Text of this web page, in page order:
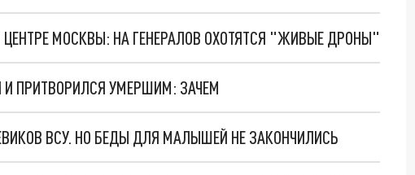
МОСКВЫ: НА ГЕНЕРАЛОВ ОХОТЯТСЯ "ЖИВЫЕ ДРОНЫ"
ПРИТВОРИЛСЯ УМЕРШИМ: ЗАЧЕМ
ВСУ. НО БЕДЫ ДЛЯ МАЛЫШЕЙ НЕ ЗАКОНЧИЛИСЬ